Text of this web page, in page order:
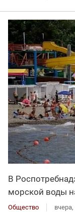
В
морской воды
Общество